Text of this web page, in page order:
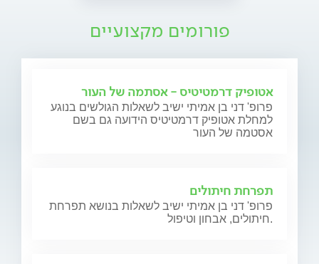
פורומים מקצועיים
אטופיק דרמטיטיס - אסתמה של העור
פרופ' דני בן אמיתי ישיב לשאלות הגולשים בנוגע
למחלת אטופיק דרמטיטיס הידועה גם בשם
אסטמה של העור
תפרחת חיתולים
פרופ' דני בן אמיתי ישיב לשאלות בנושא תפרחת
חיתולים, אבחון וטיפול.